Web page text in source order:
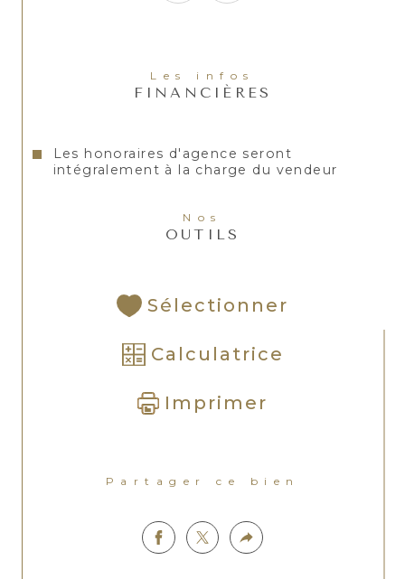
Les infos
FINANCIÈRES
Les honoraires d'agence seront
intégralement à la charge du vendeur
Nos
OUTILS
Sélectionner
Calculatrice
Imprimer
Partager ce bien